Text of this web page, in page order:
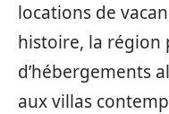
locations de
histoire, la région
d’hébergements
aux villas